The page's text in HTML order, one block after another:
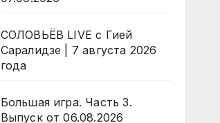
СОЛОВЬЁВ LIVE с Гией
Саралидзе | 7 августа 2026
года
Большая игра. Часть 3.
Выпуск от 06.08.2026